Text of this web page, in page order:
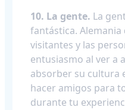
10. La gente. La
fantástica. Alemania
visitantes y las
entusiasmo al ver a
absorber su cultura
hacer amigos para
durante tu